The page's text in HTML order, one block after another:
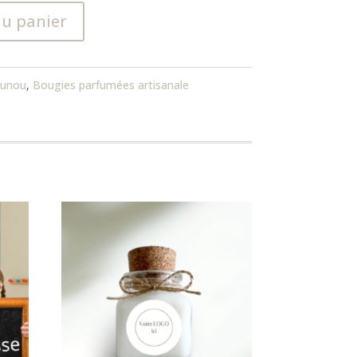
panier
, Bougies parfumées artisanale